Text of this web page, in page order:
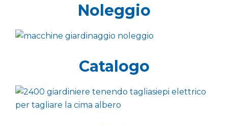
Noleggio
Catalogo